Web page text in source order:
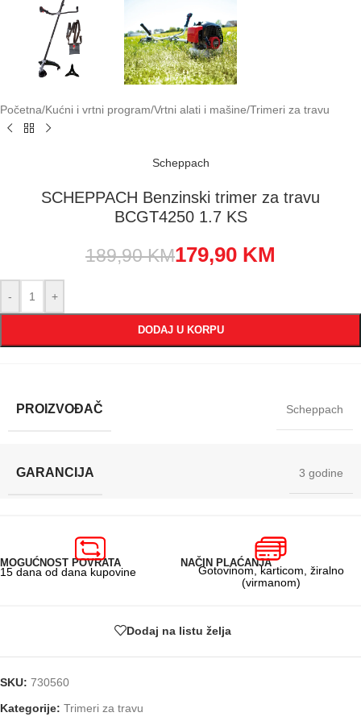
Početna/Kućni i vrtni program/Vrtni alati i mašine/Trimeri za travu
Scheppach
SCHEPPACH Benzinski trimer za travu
BCGT4250 1.7 KS
189,90KM179,90 KM
- +
DODAJ U KORPU
PROIZVOĐAČ Scheppach
GARANCIJA 3 godine
MOGUĆNOST POVRATA
15 dana od dana kupovine
NAČIN PLAĆANJA
Gotovinom, karticom, žiralno
(virmanom)
Dodaj na listu želja
SKU: 730560
Kategorije: Trimeri za travu